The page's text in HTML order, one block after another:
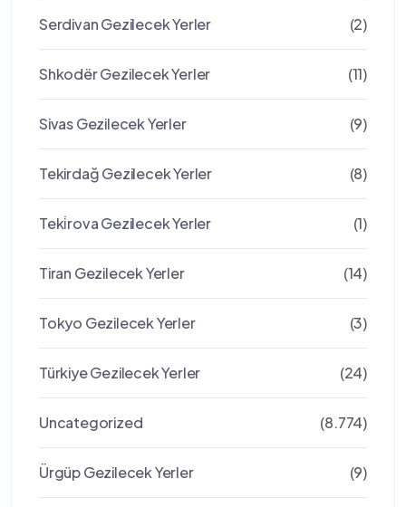
Serdivan Gezilecek Yerler (2)
Shkodër Gezilecek Yerler (11)
Sivas Gezilecek Yerler (9)
Tekirdağ Gezilecek Yerler (8)
Teki̇rova Gezilecek Yerler (1)
Tiran Gezilecek Yerler (14)
Tokyo Gezilecek Yerler (3)
Türkiye Gezilecek Yerler (24)
Uncategorized (8.774)
Ürgüp Gezilecek Yerler (9)